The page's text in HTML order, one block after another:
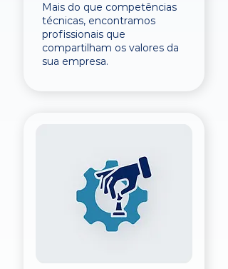
Mais do que competências
técnicas, encontramos
profissionais que
compartilham os valores da
sua empresa.